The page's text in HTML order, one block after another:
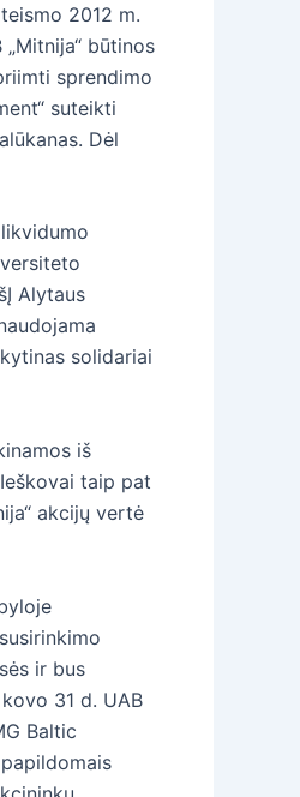
2012 m.
būtinos
sprendimo
suteikti
Dėl
Alytaus
solidariai
iš
taip pat
akcijų vertė
ir bus
31 d. UAB
Baltic